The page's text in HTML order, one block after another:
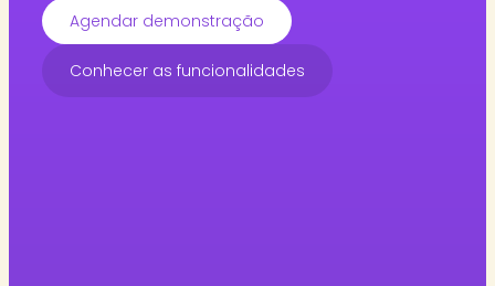
Agendar demonstração
Conhecer as funcionalidades